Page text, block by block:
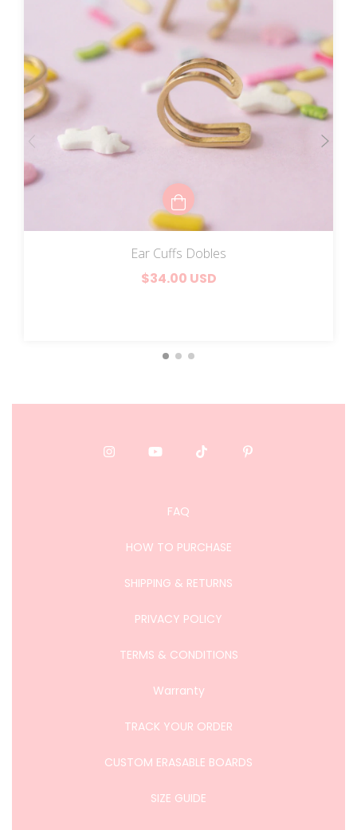
Ear Cuffs Dobles
$34.00 USD
FAQ
HOW TO PURCHASE
SHIPPING & RETURNS
PRIVACY POLICY
TERMS & CONDITIONS
Warranty
TRACK YOUR ORDER
CUSTOM ERASABLE BOARDS
SIZE GUIDE